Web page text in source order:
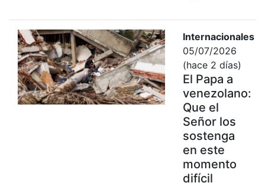
Internacionales
05/07/2026
(hace 2 días)
El Papa a
venezolano:
Que el
Señor los
sostenga
en este
momento
difícil